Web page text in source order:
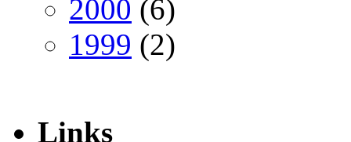
2000 (6)
1999 (2)
Links